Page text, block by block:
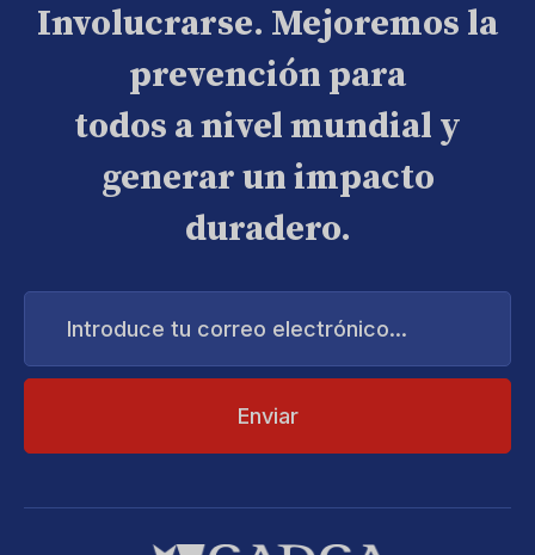
Involucrarse. Mejoremos la
prevención para
todos a nivel mundial y
generar un impacto
duradero.
Introduce
correo